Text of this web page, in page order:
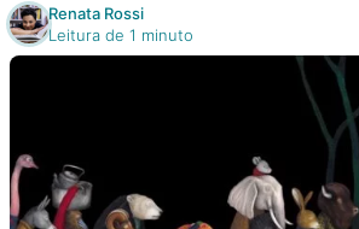
Cursos On line
Eventos
Renata Rossi
Leitura de 1 minuto